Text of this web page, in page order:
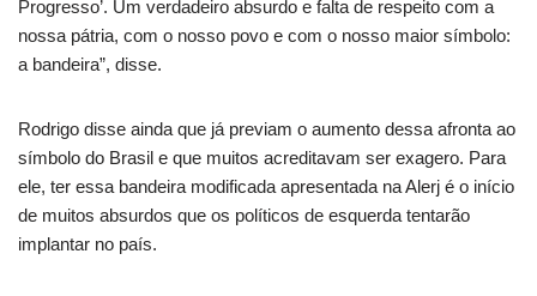
Progresso’. Um verdadeiro absurdo e falta de respeito com a
nossa pátria, com o nosso povo e com o nosso maior símbolo:
a bandeira”, disse.
Rodrigo disse ainda que já previam o aumento dessa afronta ao
símbolo do Brasil e que muitos acreditavam ser exagero. Para
ele, ter essa bandeira modificada apresentada na Alerj é o início
de muitos absurdos que os políticos de esquerda tentarão
implantar no país.